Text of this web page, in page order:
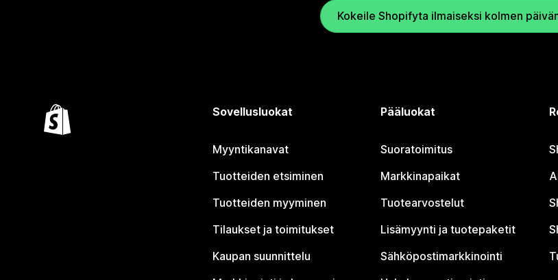
Kokeile Shopifyta ilmaiseksi kolmen
Sovellusluokat
Myyntikanavat
Tuotteiden etsiminen
Tuotteiden myyminen
Tilaukset ja toimitukset
Kaupan suunnittelu
Pääluokat
Suoratoimitus
Markkinapaikat
Tuotearvostelut
Lisämyynti ja tuotepaketit
Sähköpostimarkkinointi